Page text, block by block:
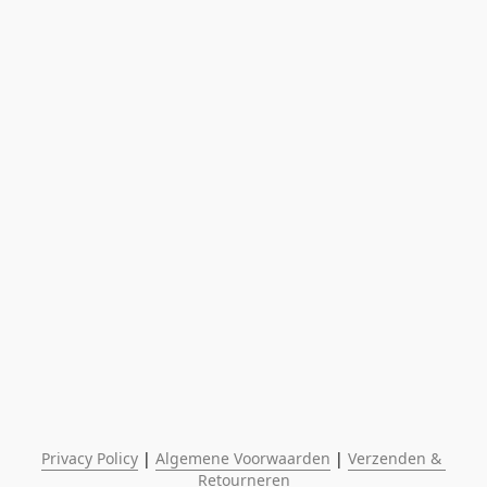
Privacy Policy | Algemene Voorwaarden | Verzenden &
Retourneren